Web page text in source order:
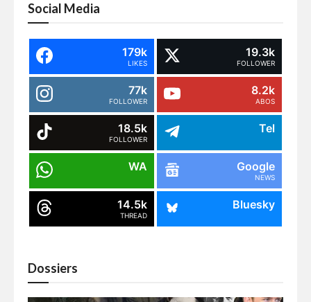
Social Media
179k
LIKES
19.3k
FOLLOWER
77k
FOLLOWER
8.2k
ABOS
18.5k
FOLLOWER
Tel
WA Google
NEWS
14.5k
THREAD
Bluesky
Dossiers